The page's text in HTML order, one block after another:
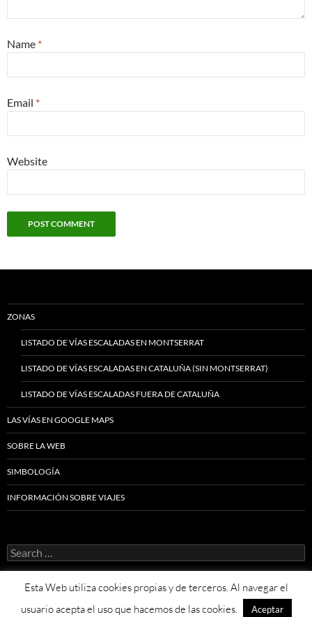
Name *
Email *
Website
ZONAS
LISTADO DE VÍAS ESCALADAS EN MONTSERRAT
LISTADO DE VÍAS ESCALADAS EN CATALUÑA (SIN MONTSERRAT)
LISTADO DE VÍAS ESCALADAS FUERA DE CATALUÑA
LAS VÍAS EN GOOGLE MAPS
SOBRE LA WEB
SIMBOLOGÍA
INFORMACIÓN SOBRE VIAJES
Search
for:
Proudly powered by WordPress
Esta Web utiliza cookies propias y de terceros. Al navegar el
usuario acepta el uso que hacemos de las cookies.
Aceptar